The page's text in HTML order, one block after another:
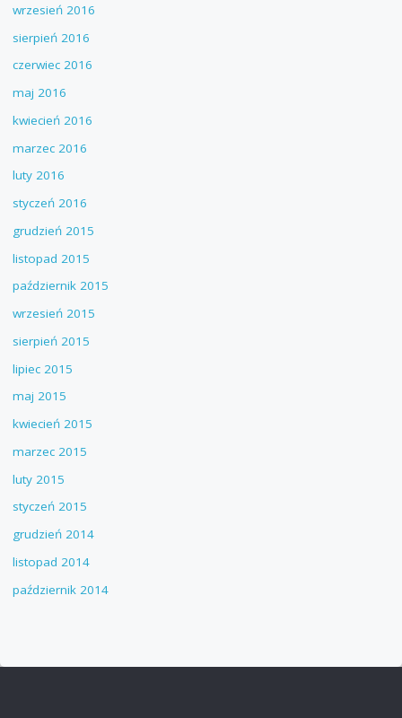
wrzesień 2016
sierpień 2016
czerwiec 2016
maj 2016
kwiecień 2016
marzec 2016
luty 2016
styczeń 2016
grudzień 2015
listopad 2015
październik 2015
wrzesień 2015
sierpień 2015
lipiec 2015
maj 2015
kwiecień 2015
marzec 2015
luty 2015
styczeń 2015
grudzień 2014
listopad 2014
październik 2014